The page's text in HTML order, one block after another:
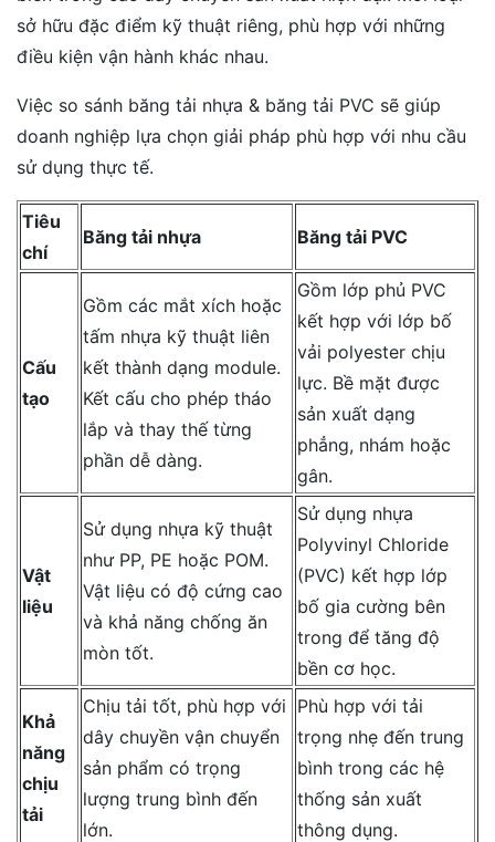
sở hữu đặc điểm kỹ thuật riêng, phù hợp với những
điều kiện vận hành khác nhau.
Việc so sánh băng tải nhựa & băng tải PVC sẽ giúp
doanh nghiệp lựa chọn giải pháp phù hợp với nhu cầu
sử dụng thực tế.
Tiêu
chí
Băng tải nhựa Băng tải PVC
Cấu
tạo
Gồm các mắt xích hoặc
tấm nhựa kỹ thuật liên
kết thành dạng module.
Kết cấu cho phép tháo
lắp và thay thế từng
phần dễ dàng.
Gồm lớp phủ PVC
kết hợp với lớp bố
vải polyester chịu
lực. Bề mặt được
sản xuất dạng
phẳng, nhám hoặc
gân.
Vật
liệu
Sử dụng nhựa kỹ thuật
như PP, PE hoặc POM.
Vật liệu có độ cứng cao
và khả năng chống ăn
mòn tốt.
Sử dụng nhựa
Polyvinyl Chloride
(PVC) kết hợp lớp
bố gia cường bên
trong để tăng độ
bền cơ học.
Khả
năng
chịu
tải
Chịu tải tốt, phù hợp với
dây chuyền vận chuyển
sản phẩm có trọng
lượng trung bình đến
lớn.
Phù hợp với tải
trọng nhẹ đến trung
bình trong các hệ
thống sản xuất
thông dụng.